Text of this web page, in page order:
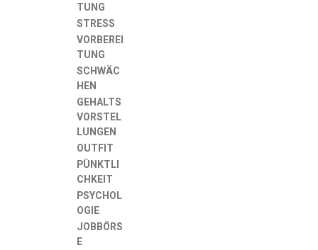
TUNG
STRESS
VORBEREI
TUNG
SCHWÄC
HEN
GEHALTS
VORSTEL
LUNGEN
OUTFIT
PÜNKTLI
CHKEIT
PSYCHOL
OGIE
JOBBÖRS
E